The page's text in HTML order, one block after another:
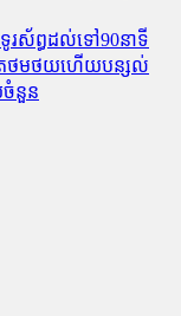
រស័ព្ធដល់ទៅ90នាទី
ត​ថមថយ​ហើយ​បន្សល់​
ចំនួន